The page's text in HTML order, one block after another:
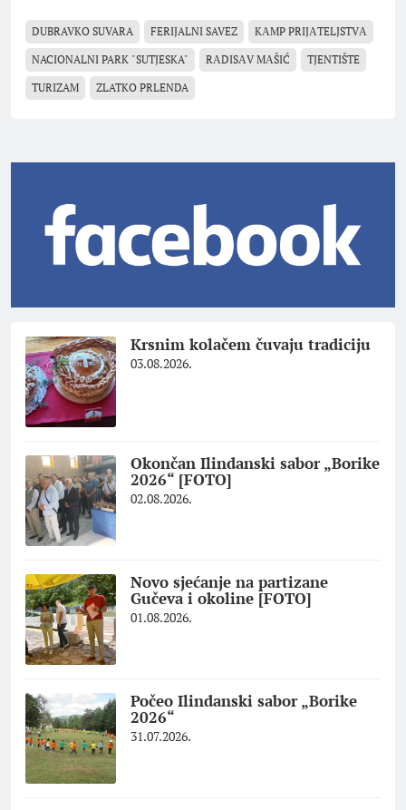
DUBRAVKO SUVARA FERIJALNI SAVEZ KАMP PRIJАTELJSTVА
NACIONALNI PARK "SUTJESKA" RАDISАV MАŠIĆ TJENTIŠTE
TURIZAM ZLATKO PRLENDA
Krsnim kolačem čuvaju tradiciju
03.08.2026.
Okončan Ilindanski sabor „Borike
2026“ [FOTO]
02.08.2026.
Novo sjećanje na partizane
Gučeva i okoline [FOTO]
01.08.2026.
Počeo Ilindanski sabor „Borike
2026“
31.07.2026.